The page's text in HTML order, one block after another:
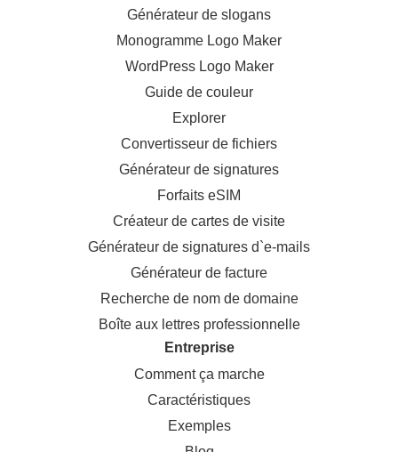
Générateur de slogans
Monogramme Logo Maker
WordPress Logo Maker
Guide de couleur
Explorer
Convertisseur de fichiers
Générateur de signatures
Forfaits eSIM
Créateur de cartes de visite
Générateur de signatures d`e-mails
Générateur de facture
Recherche de nom de domaine
Boîte aux lettres professionnelle
Entreprise
Comment ça marche
Caractéristiques
Exemples